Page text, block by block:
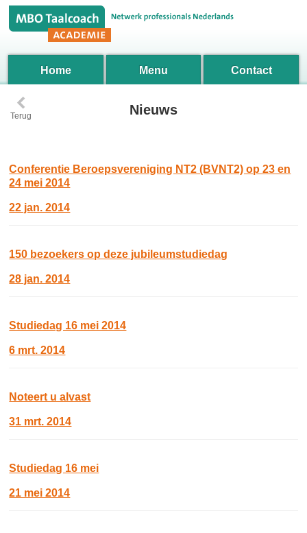
Home Menu Contact
‹
Terug Nieuws
Conferentie Beroepsvereniging NT2 (BVNT2) op 23 en
24 mei 2014
22 jan. 2014
150 bezoekers op deze jubileumstudiedag
28 jan. 2014
Studiedag 16 mei 2014
6 mrt. 2014
Noteert u alvast
31 mrt. 2014
Studiedag 16 mei
21 mei 2014